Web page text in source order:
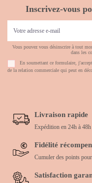
Inscrivez-vous
Vous pouvez vous désinscrire à tout
dans les
En soumettant ce formulaire,
de la relation commerciale qui peut en
Livraison rapide
Expédition en 24h à 48h
Fidélité
Cumuler des points
Satisfaction